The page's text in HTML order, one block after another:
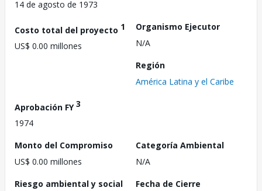
14 de agosto de 1973
Costo total del proyecto 1
US$ 0.00 millones
Organismo Ejecutor
N/A
Región
América Latina y el Caribe
Aprobación FY3
1974
Monto del Compromiso
US$ 0.00 millones
Categoría Ambiental
N/A
Riesgo ambiental y social
Fecha de Cierre